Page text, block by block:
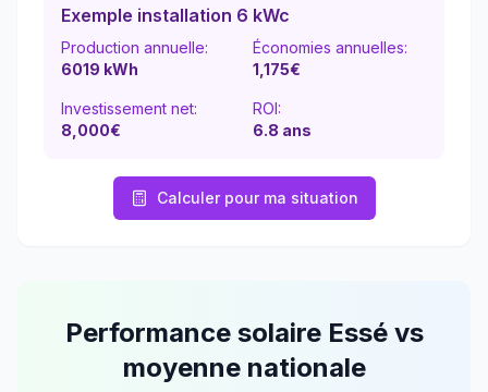
Exemple installation 6 kWc
Production annuelle:
6019 kWh
Économies annuelles:
1,175€
Investissement net:
8,000€
ROI:
6.8 ans
Calculer pour ma situation
Performance solaire Essévs
moyenne nationale